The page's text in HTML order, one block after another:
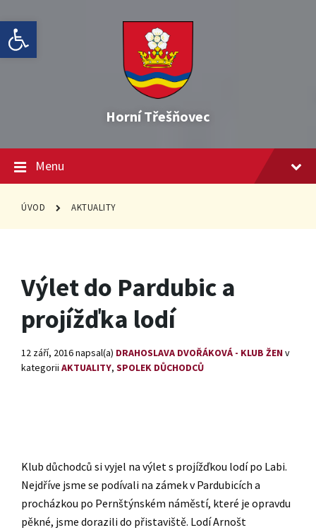
Open toolbar
to
content
to
main
navigation
to
footer
Horní Třešňovec
Menu
ÚVOD AKTUALITY
Výlet do Pardubic a
projížďka lodí
12 září, 2016napsal(a) DRAHOSLAVA DVOŘÁKOVÁ - KLUB ŽEN v
kategorii AKTUALITY, SPOLEK DŮCHODCŮ
Klub důchodců si vyjel na výlet s projížďkou lodí po Labi.
Nejdříve jsme se podívali na zámek v Pardubicích a
procházkou po Pernštýnském náměstí, které je opravdu
pěkné, jsme dorazili do přistaviště. Lodí Arnošt